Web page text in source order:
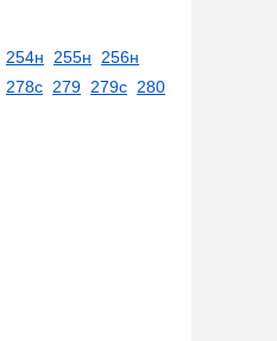
254н 255н
256н
278с 279 279с 280